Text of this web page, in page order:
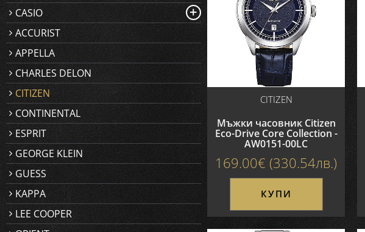
CASIO
+
ACCURIST
APPELLA
CHARLES DELON
CITIZEN
CONTINENTAL
ESPRIT
GEORGE KLEIN
GUESS
KAPPA
LEE COOPER
CITIZEN
Мъжки часовник Citizen
Eco-Drive Core Collection -
AW0151-00LC
169.00€ (330.54лв.)
КУПИ